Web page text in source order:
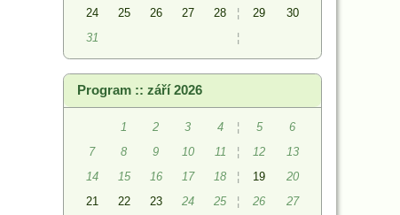
24
25 26 27 28 ¦ 29
30
31
¦
Program :: září 2026
1 2 3 4 ¦ 5
6
7
8 9 10 11 ¦ 12
13
14
15 16 17 18 ¦ 19
20
21
22 23 24 25 ¦ 26 27